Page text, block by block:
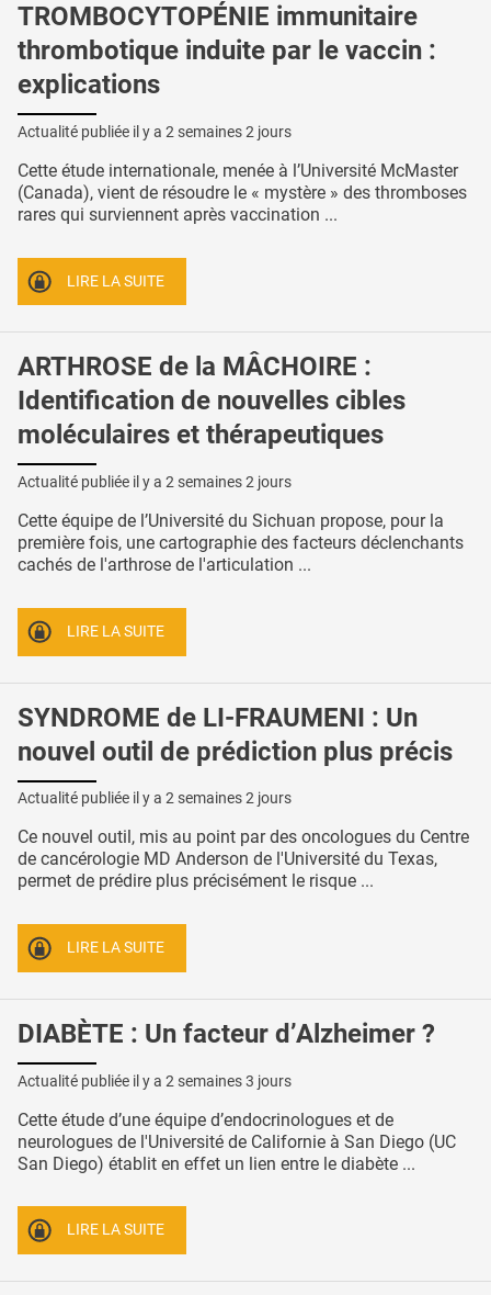
TROMBOCYTOPÉNIE immunitaire
thrombotique induite par le vaccin :
explications
Actualité publiée il y a 2 semaines 2 jours
Cette étude internationale, menée à l’Université McMaster
(Canada), vient de résoudre le « mystère » des thromboses
rares qui surviennent après vaccination ...
LIRE LA SUITE
ARTHROSE de la MÂCHOIRE :
Identification de nouvelles cibles
moléculaires et thérapeutiques
Actualité publiée il y a 2 semaines 2 jours
Cette équipe de l’Université du Sichuan propose, pour la
première fois, une cartographie des facteurs déclenchants
cachés de l'arthrose de l'articulation ...
LIRE LA SUITE
SYNDROME de LI-FRAUMENI : Un
nouvel outil de prédiction plus précis
Actualité publiée il y a 2 semaines 2 jours
Ce nouvel outil, mis au point par des oncologues du Centre
de cancérologie MD Anderson de l'Université du Texas,
permet de prédire plus précisément le risque ...
LIRE LA SUITE
DIABÈTE : Un facteur d’Alzheimer ?
Actualité publiée il y a 2 semaines 3 jours
Cette étude d’une équipe d’endocrinologues et de
neurologues de l'Université de Californie à San Diego (UC
San Diego) établit en effet un lien entre le diabète ...
LIRE LA SUITE